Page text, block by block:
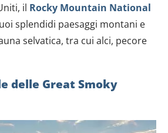
il Rocky Mountain National
splendidi paesaggi montani e
selvatica, tra cui alci, pecore
delle Great Smoky